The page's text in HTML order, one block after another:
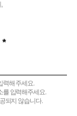
해 주세요.
입력해주세요.
되지 않습니다.